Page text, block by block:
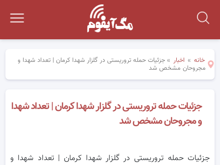
خانه » اخبار »جزئیات حمله تروریستی در گلزار شهدا کرمان | تعداد شهدا و
مجروحان مشخص شد
جزئیات حمله تروریستی در گلزار شهدا کرمان | تعداد شهدا
و مجروحان مشخص شد
جزئیات حمله تروریستی در گلزار شهدا کرمان | تعداد شهدا و